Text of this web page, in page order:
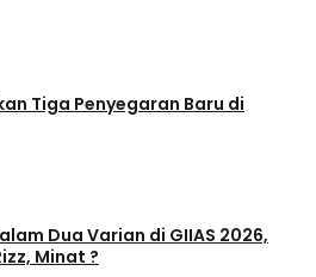
Baru di
Dua Varian di GIIAS 2026,
Minat ?